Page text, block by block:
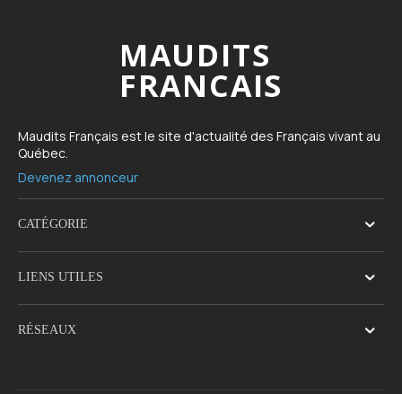
MAUDITS
FRANCAIS
Maudits Français est le site d'actualité des Français vivant au
Québec.
Devenez annonceur
CATÉGORIE
LIENS UTILES
RÉSEAUX